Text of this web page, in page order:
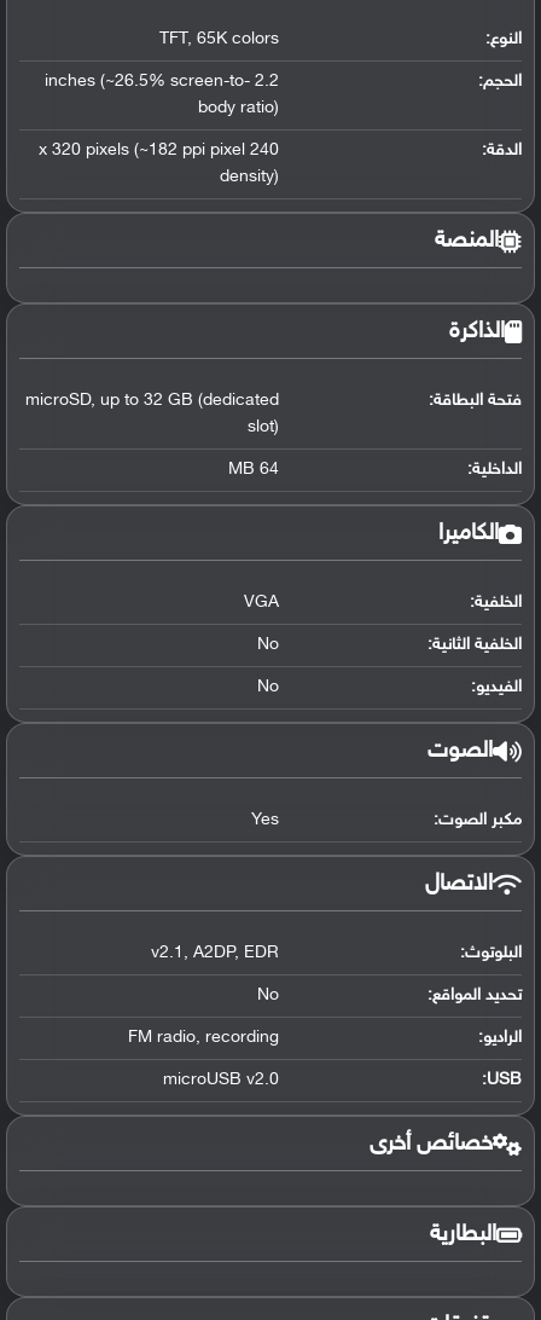
النوع: TFT, 65K colors
الحجم:
2.2 inches (~26.5% screen-to-
body ratio)
الدقة:
240 x 320 pixels (~182 ppi pixel
density)
المنصة
الذاكرة
فتحة البطاقة: microSD, up to 32 GB (dedicated
slot)
الداخلية: 64 MB
الكاميرا
الخلفية: VGA
الخلفية الثانية: No
الفيديو: No
الصوت
مكبر الصوت: Yes
الاتصال
البلوتوث:
v2.1 , A2DP, EDR
تحديد المواقع:
No
الراديو: FM radio, recording
USB
:
microUSB v2.0
خصائص أخرى
البطارية